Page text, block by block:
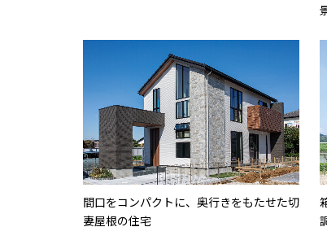
間口をコンパクトに、奥行きをもたせた切
妻屋根の住宅